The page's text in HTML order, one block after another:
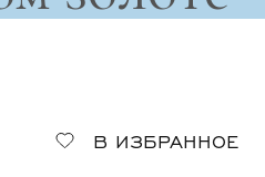
В ИЗБРАННОЕ